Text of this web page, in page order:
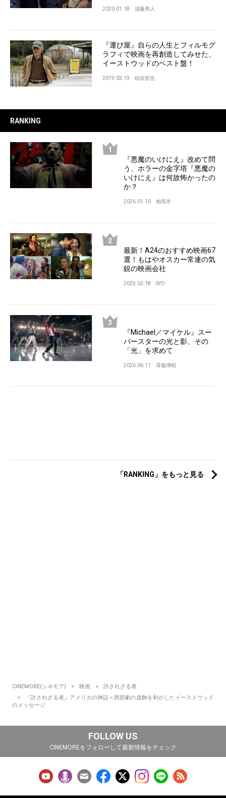
2020.01.18 清藤秀人
『運び屋』自らの人生とフィルモグ
ラフィで映画を再創造してみせた、
イーストウッドのベスト盤！
2019.03.19 稲垣哲也
RANKING
『悪魔のいけにえ』改めて問
う、ホラーの金字塔『悪魔の
いけにえ』は何故怖かったの
か？
2026.01.10 相馬学
最新！A24のおすすめ映画67
選！もはやオスカー常連の気
鋭の映画会社
2025.03.18 SYO
『Michael／マイケル』スー
パースターの光と影、その
「光」を求めて
2026.06.11 斉藤博昭
「RANKING」をもっと見る
CINEMORE(シネモア) 映画
許されざる者
『許されざる者』アメリカの神話＝西部劇の虚飾を剥がしたイーストウッド
のメッセージ
FOLLOW US
CINEMOREをフォローして最新情報をチェック